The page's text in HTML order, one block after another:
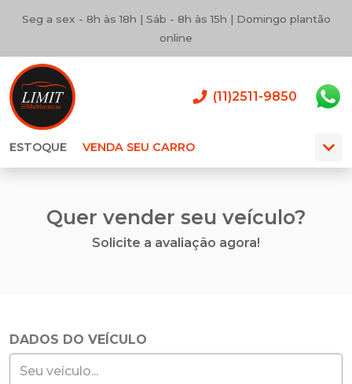
Seg a sex - 8h às 18h | Sáb - 8h às 15h | Domingo plantão
online
ESTOQUE VENDA SEU CARRO
(11)2511-9850
Quer vender seu veículo?
Solicite a avaliação agora!
DADOS DO VEÍCULO